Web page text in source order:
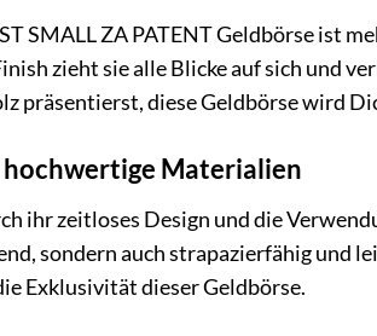
SMALL ZA PATENT Geldbörse ist
zieht sie alle Blicke auf sich und
präsentierst, diese Geldbörse wird
Materialien
ihr zeitloses Design und die
sondern auch strapazierfähig und
Exklusivität dieser Geldbörse.